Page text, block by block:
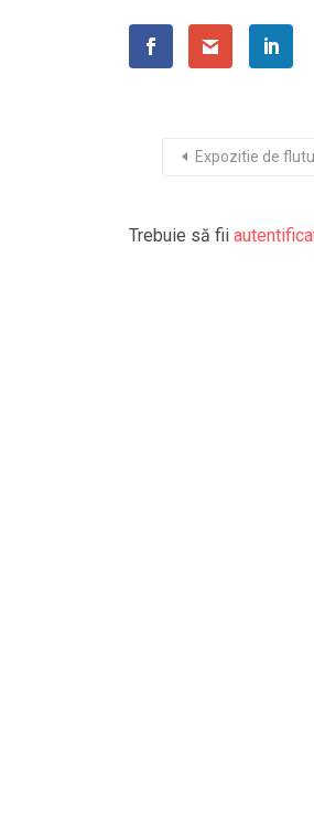
Expozitie de
Trebuie să fii